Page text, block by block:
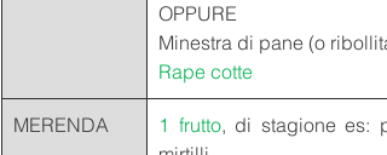
OPPURE
Minestra di pane (o
Rape cotte
MERENDA 1 frutto, di stagione es: